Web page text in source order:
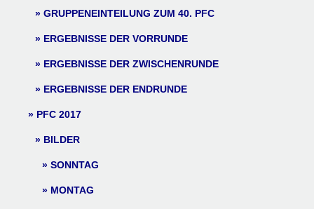
GRUPPENEINTEILUNG ZUM 40. PFC
ERGEBNISSE DER VORRUNDE
ERGEBNISSE DER ZWISCHENRUNDE
ERGEBNISSE DER ENDRUNDE
PFC 2017
BILDER
SONNTAG
MONTAG